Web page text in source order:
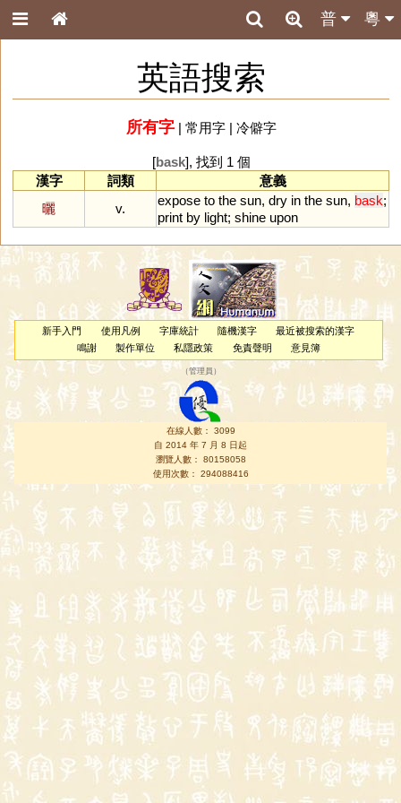
粵
普
英語搜索
所有字| 常用字| 冷僻字
[bask], 找到 1 個
漢字
詞類
意義
曬
v.
expose to the sun, dry in the sun, bask;
print by light; shine upon
新手入門 使用凡例 字庫統計 隨機漢字
最近被搜索的漢字
鳴謝
製作單位 私隱政策 免責聲明 意見簿
（管理員 ）
在線人數： 3099
自 2014 年 7 月 8 日起
瀏覽人數： 80158058
使用次數： 294088416